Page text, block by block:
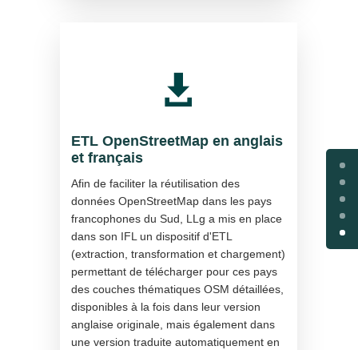

ETL OpenStreetMap en anglais
et français
Afin de faciliter la réutilisation des
données OpenStreetMap dans les pays
francophones du Sud, LLg a mis en place
dans son IFL un dispositif d'ETL
(extraction, transformation et chargement)
permettant de télécharger pour ces pays
des couches thématiques OSM détaillées,
disponibles à la fois dans leur version
anglaise originale, mais également dans
une version traduite automatiquement en